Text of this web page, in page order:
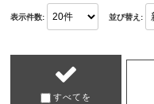
表示件数: 並び替え:
すべてを